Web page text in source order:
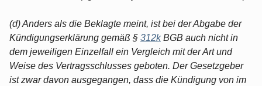
(d) Anders als die Beklagte meint, ist bei der Abgabe der
Kündigungserklärung gemäß § 312kBGB auch nicht in
dem jeweiligen Einzelfall ein Vergleich mit der Art und
Weise des Vertragsschlusses geboten. Der Gesetzgeber
ist zwar davon ausgegangen, dass die Kündigung von im